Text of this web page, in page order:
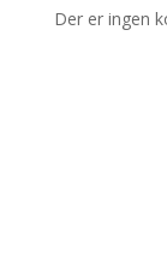
Der er ingen